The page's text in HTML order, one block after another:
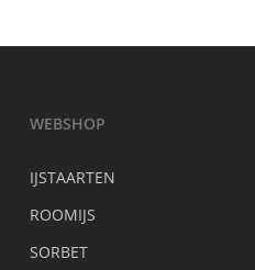
WEBSHOP
IJSTAARTEN
ROOMIJS
SORBET